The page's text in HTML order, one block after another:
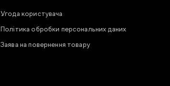
Угода користувача
Політика обробки персональних даних
Заява на повернення товару